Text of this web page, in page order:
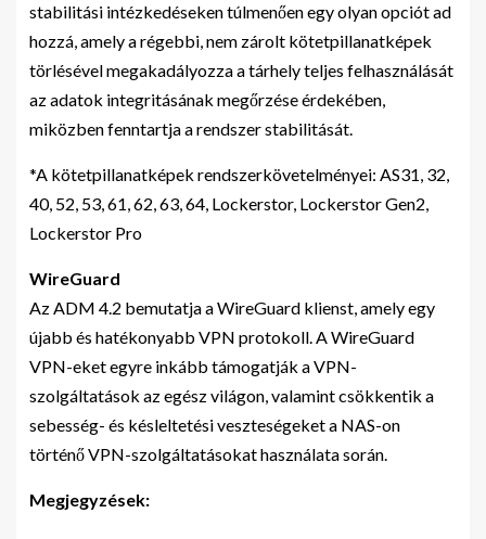
stabilitási intézkedéseken túlmenően egy olyan opciót ad
hozzá, amely a régebbi, nem zárolt kötetpillanatképek
törlésével megakadályozza a tárhely teljes felhasználását
az adatok integritásának megőrzése érdekében,
miközben fenntartja a rendszer stabilitását.
*A kötetpillanatképek rendszerkövetelményei: AS31, 32,
40, 52, 53, 61, 62, 63, 64, Lockerstor, Lockerstor Gen2,
Lockerstor Pro
WireGuard
Az ADM 4.2 bemutatja a WireGuard klienst, amely egy
újabb és hatékonyabb VPN protokoll. A WireGuard
VPN-eket egyre inkább támogatják a VPN-
szolgáltatások az egész világon, valamint csökkentik a
sebesség- és késleltetési veszteségeket a NAS-on
történő VPN-szolgáltatásokat használata során.
Megjegyzések: